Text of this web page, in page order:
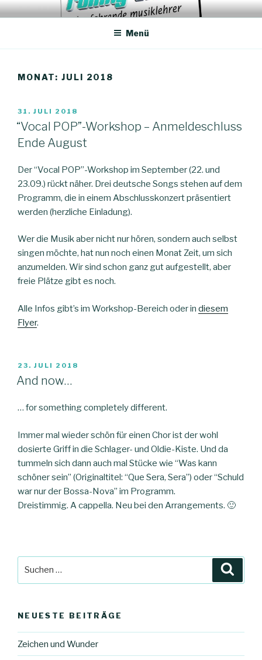
Zum
InhaltROLLING TONES – DER
FAHRENDE MUSIKLEHRER
Unterricht, Coachings, Chor-Arrangements
Menü
MONAT: JULI 2018
VERÖFFENTLICHT
AM
31. JULI 2018
“Vocal POP”-Workshop – Anmeldeschluss
Ende August
Der “Vocal POP”-Workshop im September (22. und
23.09.) rückt näher. Drei deutsche Songs stehen auf dem
Programm, die in einem Abschlusskonzert präsentiert
werden (herzliche Einladung).
Wer die Musik aber nicht nur hören, sondern auch selbst
singen möchte, hat nun noch einen Monat Zeit, um sich
anzumelden. Wir sind schon ganz gut aufgestellt, aber
freie Plätze gibt es noch.
Alle Infos gibt’s im Workshop-Bereich oder in diesem
Flyer.
VERÖFFENTLICHT
AM
23. JULI 2018
And now…
… for something completely different.
Immer mal wieder schön für einen Chor ist der wohl
dosierte Griff in die Schlager- und Oldie-Kiste. Und da
tummeln sich dann auch mal Stücke wie “Was kann
schöner sein” (Originaltitel: “Que Sera, Sera”) oder “Schuld
war nur der Bossa-Nova” im Programm.
Dreistimmig. A cappella. Neu bei den Arrangements. 🙂
NEUESTE BEITRÄGE
Zeichen und Wunder